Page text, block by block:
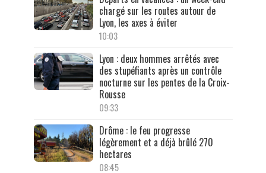
chargé sur les routes autour de
Lyon, les axes à éviter
10:03
Lyon : deux hommes arrêtés avec
des stupéfiants après un contrôle
nocturne sur les pentes de la Croix-
Rousse
09:33
Drôme : le feu progresse
légèrement et a déjà brûlé 270
hectares
08:45